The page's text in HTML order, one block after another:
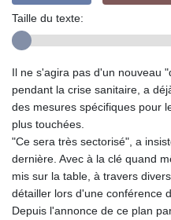
Taille du texte:
Il ne s'agira pas d'un nouveau
pendant la crise sanitaire, a
des mesures spécifiques pour
plus touchées.
"Ce sera très sectorisé", a
dernière. Avec à la clé quand
mis sur la table, à travers
détailler lors d'une conférence
Depuis l'annonce de ce plan